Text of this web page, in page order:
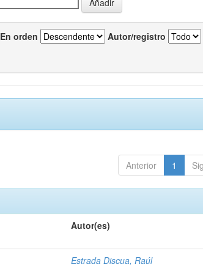
En orden Autor/registro
Anterior 1
Autor(es)
Estrada Discua, Raúl